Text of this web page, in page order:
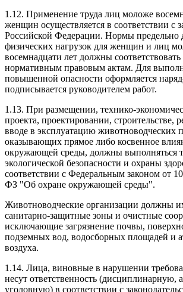
1.12. Применение труда лиц моложе
женщин осуществляется в соответствии с
Российской Федерации. Нормы предельно
физических нагрузок для женщин и лиц
восемнадцати лет должны
нормативным правовым актам. Для
повышенной опасности оформляется
подписывается руководителем работ.
1.13. При размещении, технико-
проекта, проектировании, строительстве,
вводе в эксплуатацию животноводческих
оказывающих прямое либо косвенное
окружающей среды, должны выполняться
экологической безопасности и охраны
соответствии с Федеральным законом от
ФЗ "Об охране окружающей среды".
Животноводческие организации должны
санитарно-защитные зоны и очистные
исключающие загрязнение почвы,
подземных вод, водосборных площадей и
воздуха.
1.14. Лица, виновные в нарушении
несут ответственность (дисциплинарную,
уголовную) в соответствии с